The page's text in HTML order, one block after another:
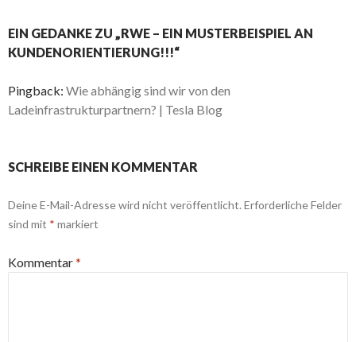
EIN GEDANKE ZU „RWE – EIN MUSTERBEISPIEL AN
KUNDENORIENTIERUNG!!!“
Pingback: Wie abhängig sind wir von den
Ladeinfrastrukturpartnern? | Tesla Blog
SCHREIBE EINEN KOMMENTAR
Deine E-Mail-Adresse wird nicht veröffentlicht. Erforderliche Felder
sind mit * markiert
Kommentar*